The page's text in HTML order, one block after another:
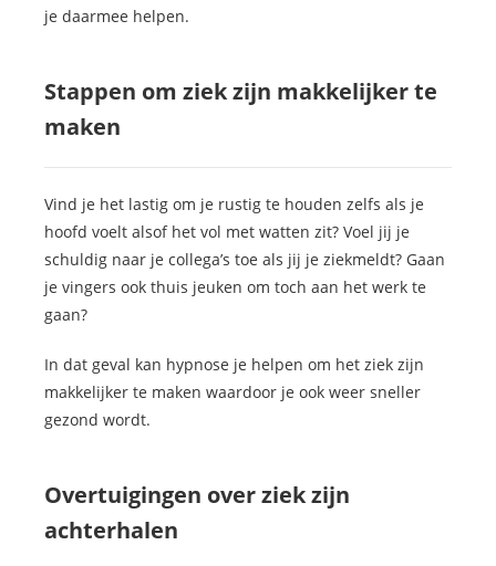
je daarmee helpen.
Stappen om ziek zijn makkelijker te
maken
Vind je het lastig om je rustig te houden zelfs als je
hoofd voelt alsof het vol met watten zit? Voel jij je
schuldig naar je collega’s toe als jij je ziekmeldt? Gaan
je vingers ook thuis jeuken om toch aan het werk te
gaan?
In dat geval kan hypnose je helpen om het ziek zijn
makkelijker te maken waardoor je ook weer sneller
gezond wordt.
Overtuigingen over ziek zijn
achterhalen